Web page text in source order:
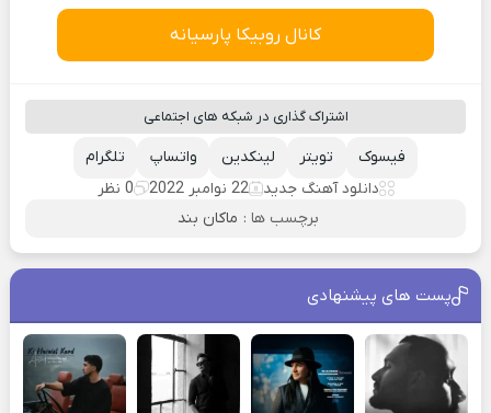
کانال روبیکا پارسیانه
اشتراک گذاری در شبکه های اجتماعی
تلگرام واتساپ لینکدین تویتر
فیسوک
دانلود آهنگ جدید
22 نوامبر 2022
0 نظر
برچسب ها : ماکان بند
پست های پیشنهادی